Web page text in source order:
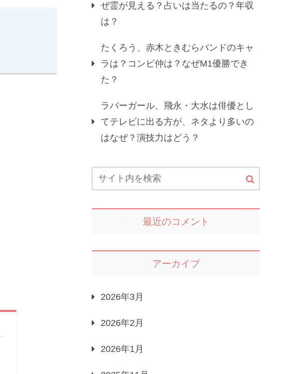
ぜ霊が見える？占いは当たるの？年収
は？
たくろう、赤木ときむらバンドのキャ
ラは？コンビ仲は？なぜM1優勝でき
た？
ラバーガール、飛永・大水は俳優とし
てテレビに出る方が、ネタより多いの
はなぜ？演技力はどう？
最近のコメント
アーカイブ
2026年3月
2026年2月
2026年1月